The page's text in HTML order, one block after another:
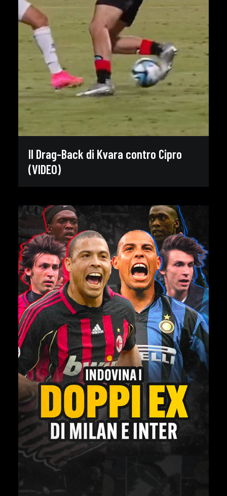
Il Drag-Back di Kvara contro Cipro
(VIDEO)